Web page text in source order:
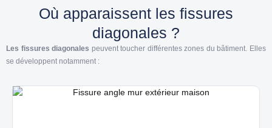
Où apparaissent les fissures
diagonales ?
Les fissures diagonales peuvent toucher différentes zones du bâtiment. Elles
se développent notamment :